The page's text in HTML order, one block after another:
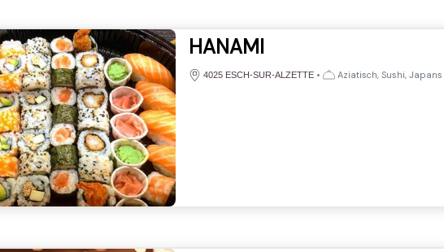
HANAMI
4025 ESCH-SUR-ALZETTE • Aziatisch, Sushi, Japans